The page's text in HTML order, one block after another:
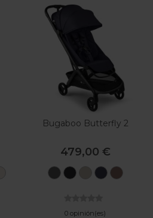
Bugaboo Butterfly 2
479,00 €
VerdeNegroDesert
AzulDusty
0 opinión(es)